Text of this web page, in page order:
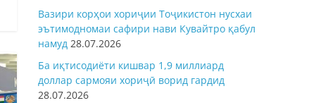
Вазири корҳои хориҷии Тоҷикистон нусхаи
эътимодномаи сафири нави Кувайтро қабул
намуд 28.07.2026
Ба иқтисодиёти кишвар 1,9 миллиард
доллар сармояи хориҷӣ ворид гардид
28.07.2026